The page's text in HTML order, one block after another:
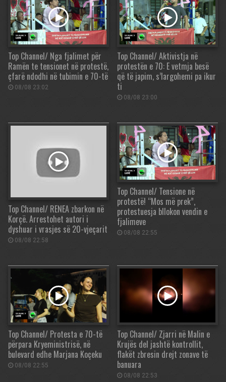
Top Channel/ Nga fjalimet për
Ramën te tensionet në protestë,
çfarë ndodhi në tubimin e 70-të
08/08 23:02
Top Channel/ Aktivistja në
protestën e 70: E vetmja besë
që të japim, s’largohemi pa ikur
ti
08/08 23:00
Top Channel/ RENEA zbarkon në
Korçë. Arrestohet autori i
dyshuar i vrasjes së 20-vjeçarit
08/08 22:58
Top Channel/ Tensione në
protestë! “Mos më prek”,
protestuesja bllokon vendin e
fjalimeve
08/08 22:55
Top Channel/ Protesta e 70-të
përpara Kryeministrisë, në
bulevard edhe Marjana Koçeku
08/08 22:55
Top Channel/ Zjarri në Malin e
Krujës del jashtë kontrollit,
flakët zbresin drejt zonave të
banuara
08/08 22:53